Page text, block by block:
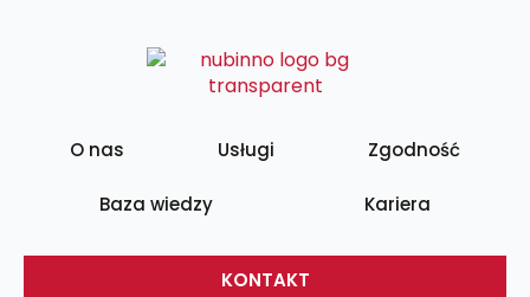
O nas Usługi Zgodność
Baza wiedzy Kariera
KONTAKT